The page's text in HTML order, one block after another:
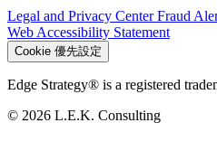
Legal and Privacy CenterFraud
Web Accessibility Statement
Cookie 優先設定
Edge Strategy® is a registered
© 2026 L.E.K. Consulting